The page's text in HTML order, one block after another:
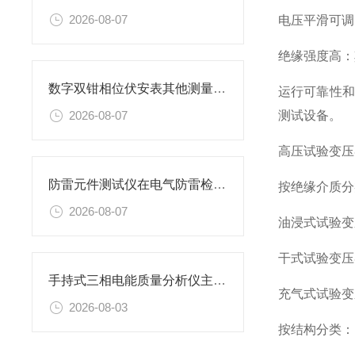
2026-08-07
数字双钳相位伏安表其他测量功能
2026-08-07
防雷元件测试仪在电气防雷检测工作中的应用与实操要点
2026-08-07
手持式三相电能质量分析仪主要特性
2026-08-03
电压平滑可
绝缘强度高
运行可靠性
测试设备。
高压试验变
按绝缘介质
油浸式试验
干式试验变
充气式试验
按结构分类：